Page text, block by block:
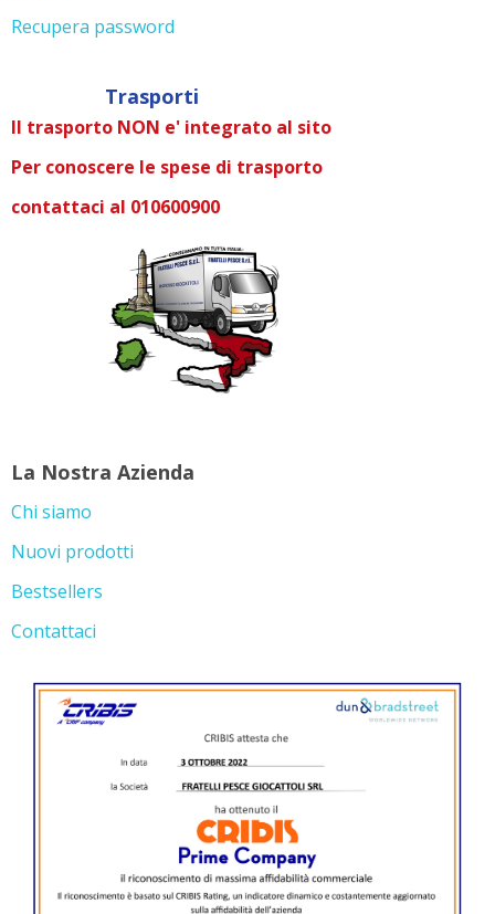
Recupera password
Trasporti
Il trasporto NON e' integrato al sito
Per conoscere le spese di trasporto
contattaci al 010600900
La Nostra Azienda
Chi siamo
Nuovi prodotti
Bestsellers
Contattaci